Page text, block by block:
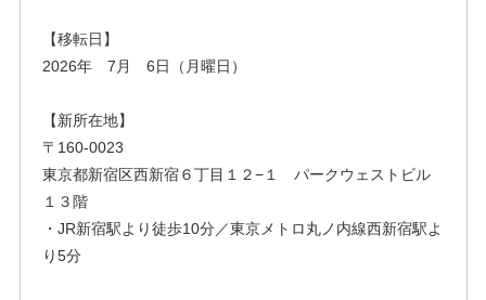
【移転日】
2026年 7月 6日（月曜日）
【新所在地】
〒160-0023
東京都新宿区西新宿６丁目１２−１ パークウェストビル
１３階
・JR新宿駅より徒歩10分／東京メトロ丸ノ内線西新宿駅よ
り5分